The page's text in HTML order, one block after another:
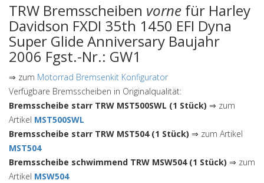
TRW Bremsscheiben vorne für Harley
Davidson FXDI 35th 1450 EFI Dyna
Super Glide Anniversary Baujahr
2006 Fgst.-Nr.: GW1
⇒ zum Motorrad Bremsenkit Konfigurator
Verfügbare Bremsscheiben in Originalqualität:
Bremsscheibe starr TRW MST500SWL (1 Stück) ⇒ zum
Artikel MST500SWL
Bremsscheibe starr TRW MST504 (1 Stück) ⇒ zum Artikel
MST504
Bremsscheibe schwimmend TRW MSW504 (1 Stück) ⇒ zum
Artikel MSW504